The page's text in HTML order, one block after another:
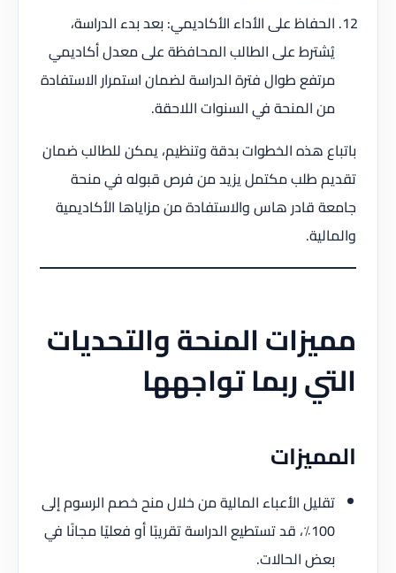
الحفاظ على الأداء الأكاديمي: بعد بدء الدراسة،
يُشترط على الطالب المحافظة على معدل أكاديمي
مرتفع طوال فترة الدراسة لضمان استمرار الاستفادة
من المنحة في السنوات اللاحقة.
باتباع هذه الخطوات بدقة وتنظيم، يمكن للطالب ضمان
تقديم طلب مكتمل يزيد من فرص قبوله في منحة
جامعة قادر هاس والاستفادة من مزاياها الأكاديمية
والمالية.
مميزات المنحة والتحديات
التي ربما تواجهها
المميزات
تقليل الأعباء المالية من خلال منح خصم الرسوم إلى
100٪، قد تستطيع الدراسة تقريبًا أو فعليًا مجانًا في
بعض الحالات.